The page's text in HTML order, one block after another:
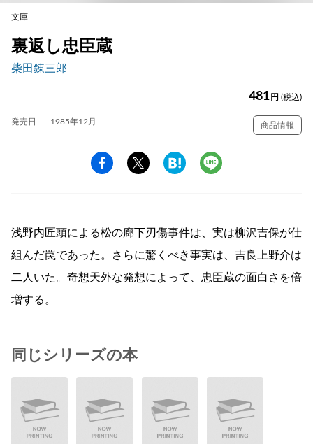
文庫
裏返し忠臣蔵
柴田錬三郎
481 円 (税込)
発売日 1985年12月 商品情報
浅野内匠頭による松の廊下刃傷事件は、実は柳沢吉保が仕
組んだ罠であった。さらに驚くべき事実は、吉良上野介は
二人いた。奇想天外な発想によって、忠臣蔵の面白さを倍
増する。
同じシリーズの本